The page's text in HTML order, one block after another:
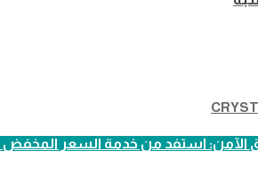
الآمن: استفد من خدمة السعر المخفض